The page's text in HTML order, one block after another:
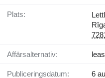
Plats:
Affärsalternativ:
Publiceringsdatum: 6